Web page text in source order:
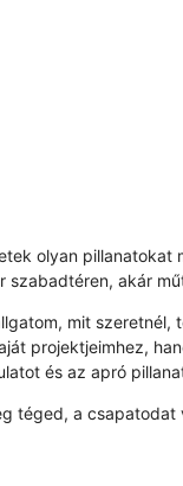
olyan
akár
mit
projektjeimhez,
és az apró
téged, a